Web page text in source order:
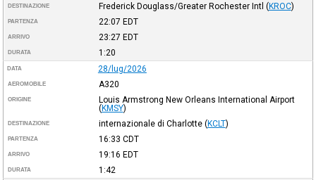
DESTINAZIONE Frederick Douglass/Greater Rochester Intl (KROC)
PARTENZA 22:07 EDT
ARRIVO 23:27 EDT
DURATA 1:20
DATA 28/lug/2026
AEROMOBILE A320
ORIGINE
Louis Armstrong New Orleans International Airport
(KMSY)
DESTINAZIONE internazionale di Charlotte (KCLT)
PARTENZA 16:33 CDT
ARRIVO 19:16 EDT
DURATA 1:42